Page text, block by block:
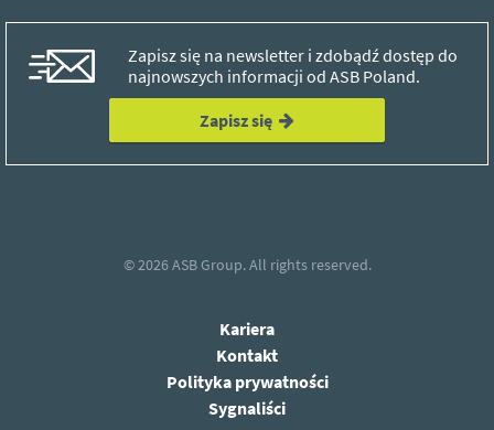
Zapisz się na newsletter i zdobądź dostęp do
najnowszych informacji od ASB Poland.
Zapisz się
© 2026ASB Group.All rights reserved.
Kariera
Kontakt
Polityka prywatności
Sygnaliści